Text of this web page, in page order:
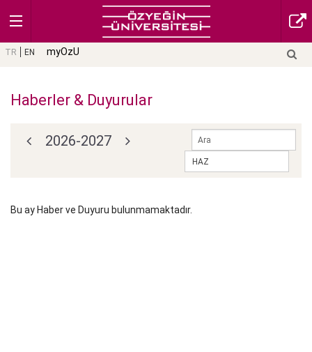
TR EN myOzU
Haberler & Duyurular
2026-2027
Bu ay Haber ve Duyuru bulunmamaktadır.